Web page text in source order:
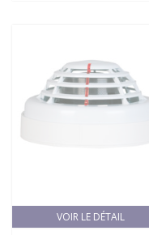
VOIR LE DÉTAIL